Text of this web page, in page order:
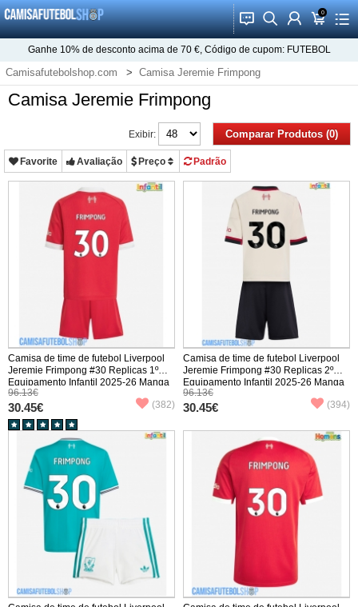
󰂱 󰂨 󰃳 0
󰃦 󰃖
Ganhe 10%de desconto acima de 70 €, Código de cupom: FUTEBOL
Camisafutebolshop.com Camisa Jeremie Frimpong
Camisa Jeremie Frimpong
Comparar Produtos (0)
Exibir:
Favorite Avaliação Preço Padrão
Camisa de time de futebol Liverpool
Jeremie Frimpong #30 Replicas 1º
Equipamento Infantil 2025-26 Manga
Curta (+ Calças curtas)
96.13€
30.45€ (382)
Camisa de time de futebol Liverpool
Jeremie Frimpong #30 Replicas 2º
Equipamento Infantil 2025-26 Manga
Curta (+ Calças curtas)
96.13€
30.45€ (394)